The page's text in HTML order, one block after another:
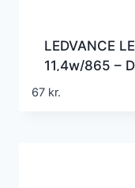
LEDVANCE
11,4w/865 –
1050mm, G5
67 kr.